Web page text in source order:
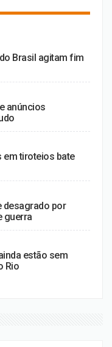
Brasil agitam fim
anúncios
em tiroteios bate
desagrado por
guerra
estão sem
Rio